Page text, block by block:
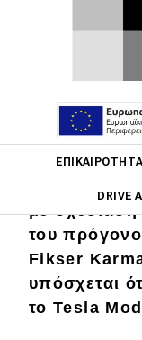
ΕΠΙΚΑΙΡΌΤΗΤΑ
DRIVE
Main navigation
Νέα μοντέλα
Το Karma
με σχεδίαση
του
Fikser
υπόσχεται
το Tesla